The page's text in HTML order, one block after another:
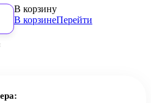
В корзину
В корзинеПерейти